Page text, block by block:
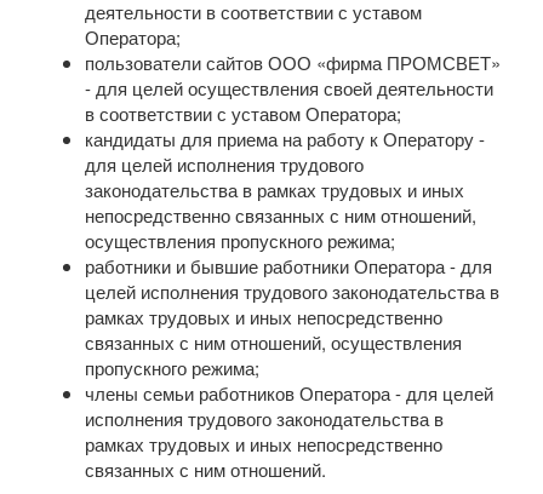
деятельности в соответствии с уставом
Оператора;
пользователи сайтов ООО «фирма ПРОМСВЕТ»
- для целей осуществления своей деятельности
в соответствии с уставом Оператора;
кандидаты для приема на работу к Оператору -
для целей исполнения трудового
законодательства в рамках трудовых и иных
непосредственно связанных с ним отношений,
осуществления пропускного режима;
работники и бывшие работники Оператора - для
целей исполнения трудового законодательства в
рамках трудовых и иных непосредственно
связанных с ним отношений, осуществления
пропускного режима;
члены семьи работников Оператора - для целей
исполнения трудового законодательства в
рамках трудовых и иных непосредственно
связанных с ним отношений.